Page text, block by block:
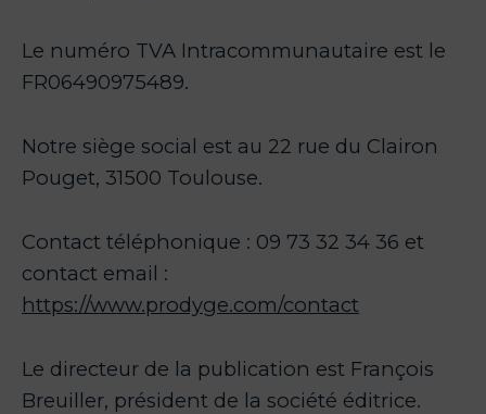
Le numéro TVA Intracommunautaire est le
FR06490975489.
Notre siège social est au 22 rue du Clairon
Pouget, 31500 Toulouse.
Contact téléphonique : 09 73 32 34 36 et
contact email :
https://www.prodyge.com/contact
Le directeur de la publication est François
Breuiller, président de la société éditrice.